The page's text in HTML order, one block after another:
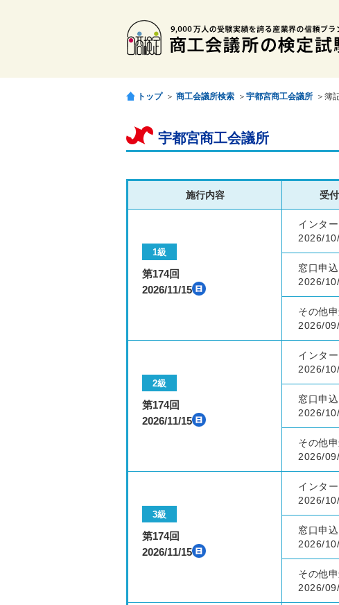
トップ ＞ 商工会議所検索 ＞ 宇都宮商工会議所 ＞簿
宇都宮商工会議所
施行内容 受
1級
第174回
2026/11/15
インタ
2026/
窓口申込
2026/
その他
2026/
2級
第174回
2026/11/15
インタ
2026/
窓口申込
2026/
その他
2026/
3級
第174回
2026/11/15
インタ
2026/
窓口申込
2026/
その他
2026/